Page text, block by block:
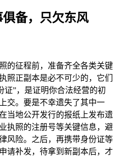
备，只欠东风
的征程前，准备齐全各类关键
照正副本是必不可少的，它们
证”，是证明你合法经营的初
交。要是不幸遗失了其中一
当地公开发行的报纸上发布遗
执照的注册号等关键信息，避
风险。之后，再携带身份证等
请补发，待拿到新副本后，才